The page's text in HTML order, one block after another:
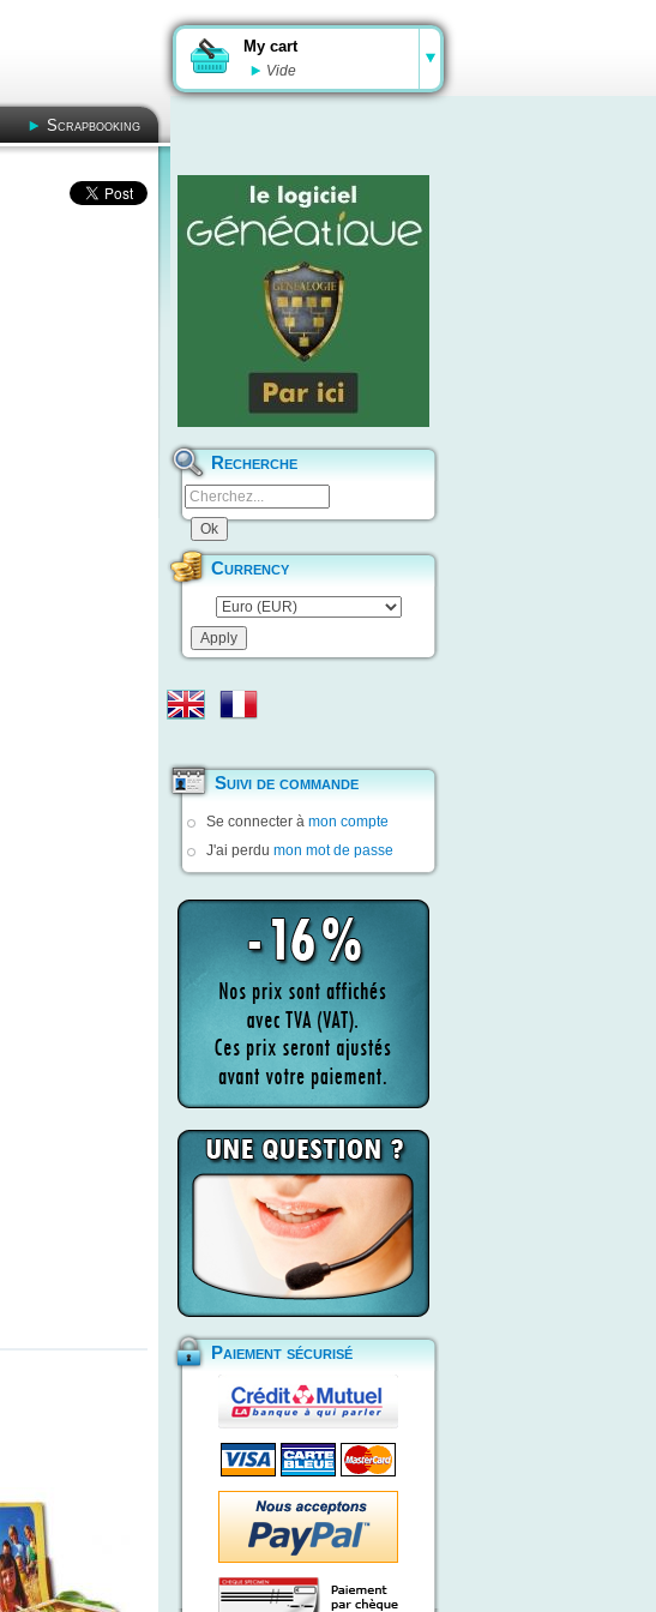
My cart
Vide
Scrapbooking
Recherche
Currency
Suivi de commande
Se connecter à mon compte
J'ai perdu mon mot de passe
Paiement sécurisé